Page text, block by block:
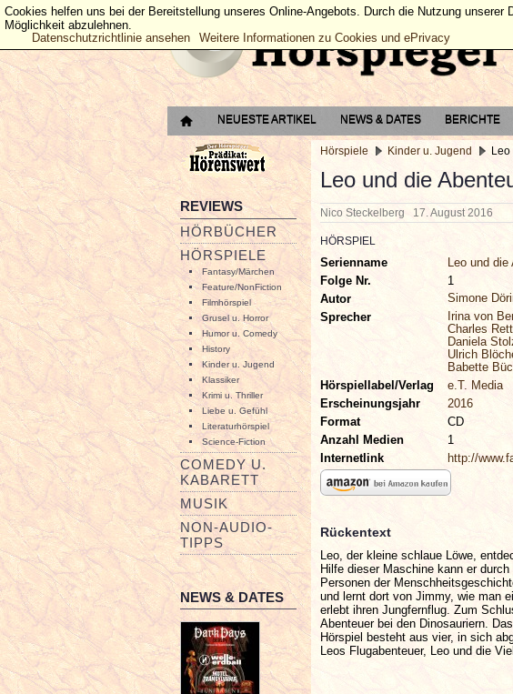
NEUESTE ARTIKEL NEWS & DATES BERICHTE
REVIEWS
HÖRBÜCHER
HÖRSPIELE
Fantasy/Märchen
Feature/NonFiction
Filmhörspiel
Grusel u. Horror
Humor u. Comedy
History
Kinder u. Jugend
Klassiker
Krimi u. Thriller
Liebe u. Gefühl
Literaturhörspiel
Science-Fiction
COMEDY U.
KABARETT
MUSIK
NON-AUDIO-
TIPPS
NEWS & DATES
Hörspiele Kinder u. Jugend
Leo und die
Nico Steckelberg 17. August 2016
HÖRSPIEL
Serienname
Leo und die
Folge Nr.
1
Autor
Simone
Sprecher
Irina von
Charles
Daniela
Ulrich
Babette
Hörspiellabel/Verlag
e.T. Media
Erscheinungsjahr
2016
Format
CD
Anzahl Medien
1
Internetlink
http://
Rückentext
Leo, der kleine schlaue Löwe,
Hilfe dieser Maschine kann er
Personen der
und lernt dort von Jimmy, wie man
erlebt ihren Jungfernflug. Zum
Abenteuer bei den Dinosauriern.
Hörspiel besteht aus vier, in sich
Leos Flugabenteuer, Leo und die
Cookies helfen uns bei der Bereitstellung unseres Online-Angebots. Durch die Nutzung
Möglichkeit abzulehnen.
Datenschutzrichtlinie ansehen
Weitere Informationen zu Cookies und ePrivacy